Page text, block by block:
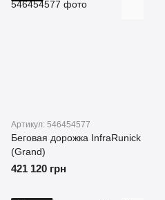
Артикул: 546454577
Беговая дорожка InfraRunick
(Grand)
421 120 грн